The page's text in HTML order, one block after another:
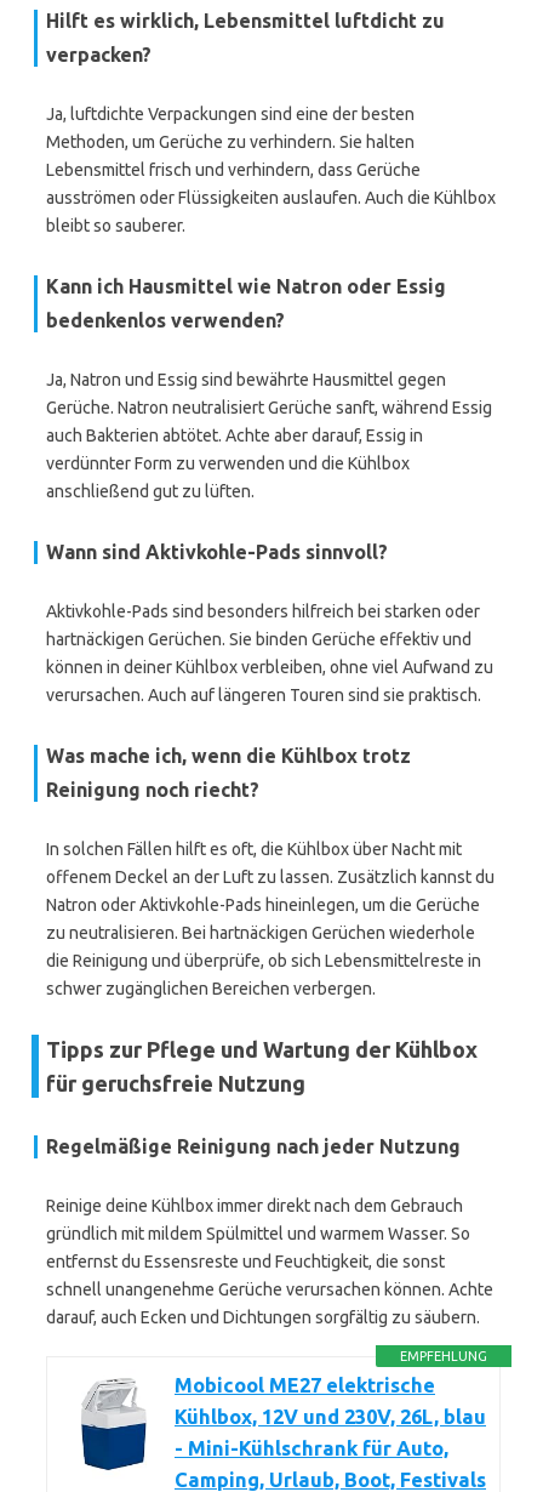
Hilft es wirklich, Lebensmittel luftdicht zu
verpacken?
Ja, luftdichte Verpackungen sind eine der besten
Methoden, um Gerüche zu verhindern. Sie halten
Lebensmittel frisch und verhindern, dass Gerüche
ausströmen oder Flüssigkeiten auslaufen. Auch die Kühlbox
bleibt so sauberer.
Kann ich Hausmittel wie Natron oder Essig
bedenkenlos verwenden?
Ja, Natron und Essig sind bewährte Hausmittel gegen
Gerüche. Natron neutralisiert Gerüche sanft, während Essig
auch Bakterien abtötet. Achte aber darauf, Essig in
verdünnter Form zu verwenden und die Kühlbox
anschließend gut zu lüften.
Wann sind Aktivkohle-Pads sinnvoll?
Aktivkohle-Pads sind besonders hilfreich bei starken oder
hartnäckigen Gerüchen. Sie binden Gerüche effektiv und
können in deiner Kühlbox verbleiben, ohne viel Aufwand zu
verursachen. Auch auf längeren Touren sind sie praktisch.
Was mache ich, wenn die Kühlbox trotz
Reinigung noch riecht?
In solchen Fällen hilft es oft, die Kühlbox über Nacht mit
offenem Deckel an der Luft zu lassen. Zusätzlich kannst du
Natron oder Aktivkohle-Pads hineinlegen, um die Gerüche
zu neutralisieren. Bei hartnäckigen Gerüchen wiederhole
die Reinigung und überprüfe, ob sich Lebensmittelreste in
schwer zugänglichen Bereichen verbergen.
Tipps zur Pflege und Wartung der Kühlbox
für geruchsfreie Nutzung
Regelmäßige Reinigung nach jeder Nutzung
Reinige deine Kühlbox immer direkt nach dem Gebrauch
gründlich mit mildem Spülmittel und warmem Wasser. So
entfernst du Essensreste und Feuchtigkeit, die sonst
schnell unangenehme Gerüche verursachen können. Achte
darauf, auch Ecken und Dichtungen sorgfältig zu säubern.
EMPFEHLUNG
Mobicool ME27 elektrische
Kühlbox, 12V und 230V, 26L, blau
- Mini-Kühlschrank für Auto,
Camping, Urlaub, Boot, Festivals